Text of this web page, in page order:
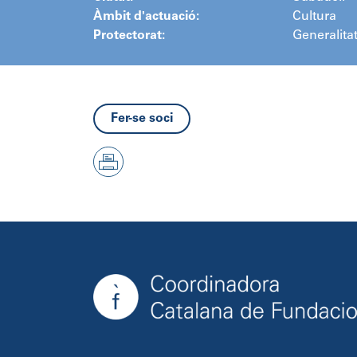
Àmbit d'actuació:
Cultura
Protectorat:
Fer-se soci